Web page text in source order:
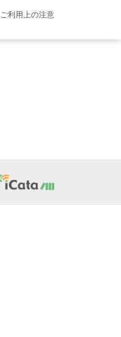
ご利用上の注意